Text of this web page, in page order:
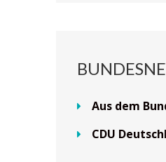
Aus dem
CDU